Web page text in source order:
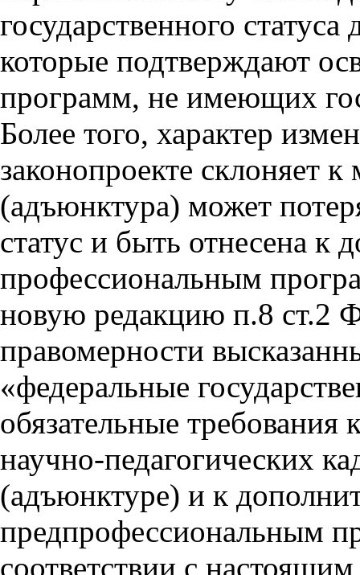
государственного
которые подтверждают
программ, не имеющих
Более того, характер
законопроекте склоняет
(адъюнктура) может
статус и быть отнесена к
профессиональным
новую редакцию п.8 ст.2
правомерности
«федеральные
обязательные
научно-педагогических
(адъюнктуре) и к
предпрофессиональным
соответствии с